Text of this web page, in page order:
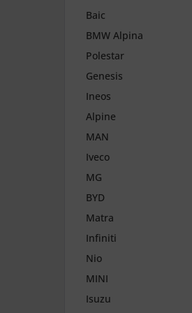
Baic
BMW Alpina
Polestar
Genesis
Ineos
Alpine
MAN
Iveco
MG
BYD
Matra
Infiniti
Nio
MINI
Isuzu